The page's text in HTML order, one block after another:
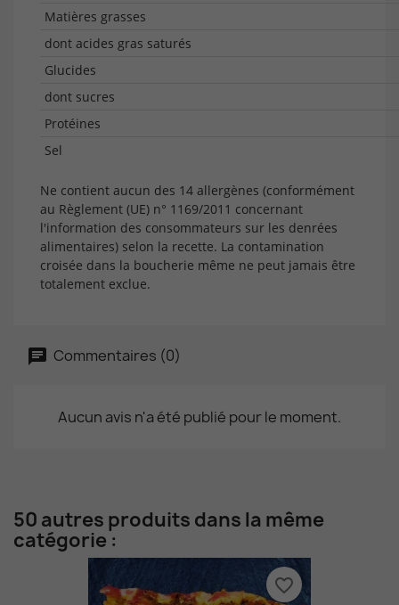
Matières grasses
dont acides gras saturés
Glucides
dont sucres
Protéines
Sel
Ne contient aucun des 14 allergènes (conformément
au Règlement (UE) n° 1169/2011 concernant
l'information des consommateurs sur les denrées
alimentaires) selon la recette. La contamination
croisée dans la boucherie même ne peut jamais être
totalement exclue.
Commentaires (0)
Aucun avis n'a été publié pour le moment.
50 autres produits dans la même
catégorie :
favorite_border